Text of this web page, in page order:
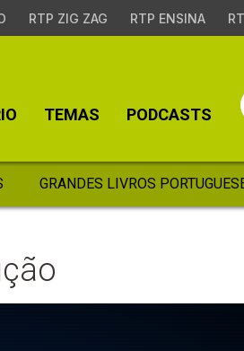
RTP ZIG ZAG RTP ENSINA
TEMAS PODCASTS
GRANDES LIVROS